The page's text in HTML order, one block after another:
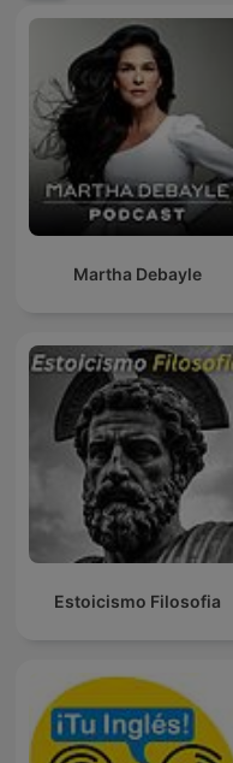
Martha Debayle
Estoicismo Filosofia